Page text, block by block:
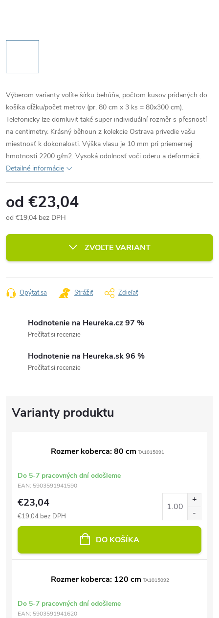
Výberom varianty volíte šírku behúňa, počtom kusov pridaných do
košíka dĺžku/počet metrov (pr. 80 cm x 3 ks = 80x300 cm).
Telefonicky lze domluvit také super individuální rozměr s přesností
na centimetry. Krásný běhoun z kolekcie Ostrava privedie vašu
miestnosť k dokonalosti. Výška vlasu je 10 mm pri priemernej
hmotnosti 2200 g/m2. Vysoká odolnosť voči oderu a deformácii.
Detailné informácie
od €23,04
od €19,04 bez DPH
cena:
ZVOĽTE VARIANT
Opýtať sa Strážiť Zdieľať
Hodnotenie na Heureka.cz 97 %
Prečítať si recenzie
Hodnotenie na Heureka.sk 96 %
Prečítať si recenzie
Rozmer koberca: 80 cm TA1015091
Do 5-7 pracovných dní odošleme
EAN: 5903591941590
€23,04
€19,04 bez DPH
DO KOŠÍKA
Rozmer koberca: 120 cm TA1015092
Do 5-7 pracovných dní odošleme
EAN: 5903591941620